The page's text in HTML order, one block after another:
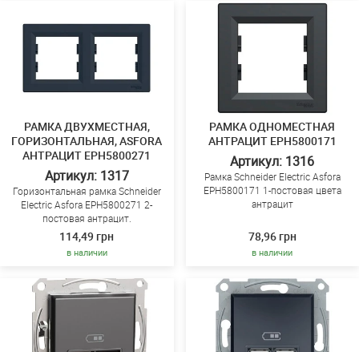
РАМКА ДВУХМЕСТНАЯ,
ГОРИЗОНТАЛЬНАЯ, ASFORA
АНТРАЦИТ EPH5800271
Артикул: 1317
Горизонтальная рамка Schneider
Electric Asfora EPH5800271 2-
постовая антрацит.
114,49 грн
в наличии
РАМКА ОДНОМЕСТНАЯ
АНТРАЦИТ EPH5800171
Артикул: 1316
Рамка Schneider Electric Asfora
EPH5800171 1-постовая цвета
антрацит
78,96 грн
в наличии